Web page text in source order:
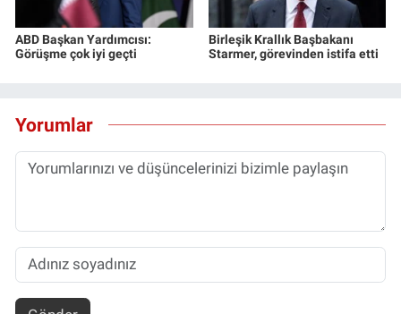
ABD Başkan Yardımcısı:
Görüşme çok iyi geçti
Birleşik Krallık Başbakanı
Starmer, görevinden istifa etti
Yorumlar